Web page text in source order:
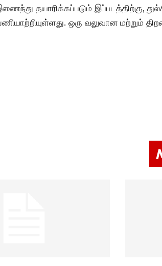
தயாரிக்கப்படும் இப்படத்திற்கு,
ஒரு வலுவான மற்றும்